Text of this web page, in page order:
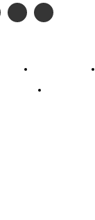
Redaksi Pedoman Siber